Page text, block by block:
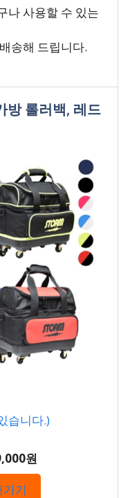
나 사용할 수 있는
송해 드립니다.
방 롤러백, 레드
습니다.)
원
기